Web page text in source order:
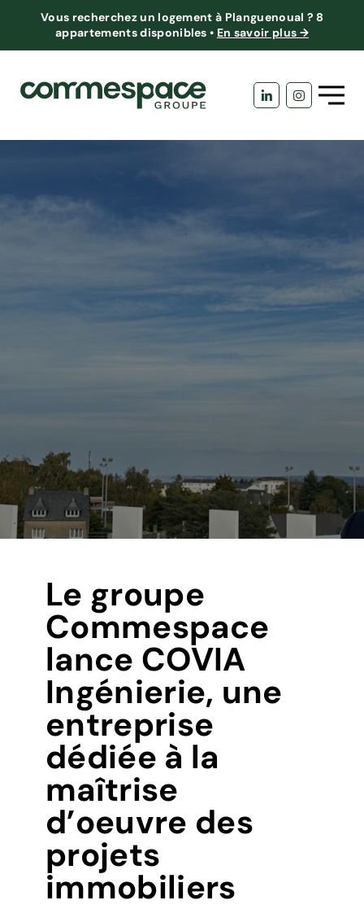
Vous recherchez un logement à Planguenoual ? 8
appartements disponibles • En savoir plus →
Le groupe
Commespace
lance COVIA
Ingénierie, une
entreprise
dédiée à la
maîtrise
d’oeuvre des
projets
immobiliers